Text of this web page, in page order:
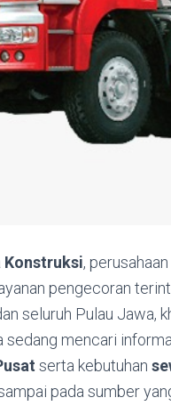
Konstruksi,
pengecoran
seluruh Pulau Jawa,
sedang mencari
serta kebutuhan
pada sumber